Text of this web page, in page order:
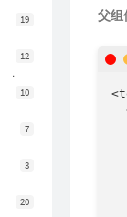
19
12
10
7
3
20
父组